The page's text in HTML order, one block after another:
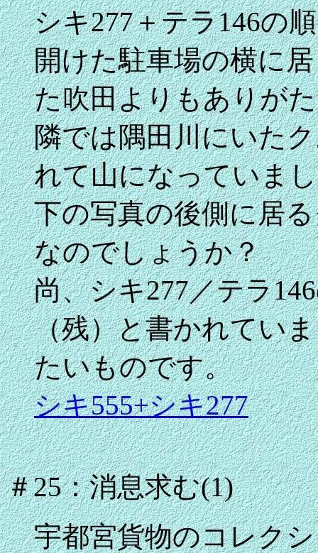
シキ277＋テラ146の
開けた駐車場の横に
た吹田よりもありが
隣では隅田川にいた
れて山になっていま
下の写真の後側に居
なのでしょうか？
尚、シキ277／テラ
（残）と書かれてい
たいものです。
シキ555+シキ277
＃25：消息求む(1)
宇都宮貨物のコレク